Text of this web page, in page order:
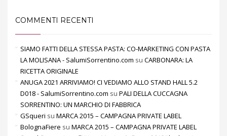
COMMENTI RECENTI
SIAMO FATTI DELLA STESSA PASTA: CO-MARKETING CON PASTA
LA MOLISANA - SalumiSorrentino.com su CARBONARA: LA
RICETTA ORIGINALE
ANUGA 2021 ARRIVIAMO! CI VEDIAMO ALLO STAND HALL 5.2
D018 - SalumiSorrentino.com su PALI DELLA CUCCAGNA
SORRENTINO: UN MARCHIO DI FABBRICA
GSqueri su MARCA 2015 – CAMPAGNA PRIVATE LABEL
BolognaFiere su MARCA 2015 – CAMPAGNA PRIVATE LABEL